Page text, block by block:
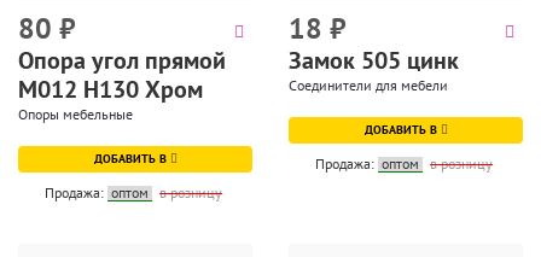
80 ₽
Опора угол прямой
М012 Н130 Хром
Опоры мебельные
ДОБАВИТЬ В
Продажа: оптом в розницу
18 ₽
Замок 505 цинк
Соединители для мебели
ДОБАВИТЬ В
Продажа: оптом в розницу